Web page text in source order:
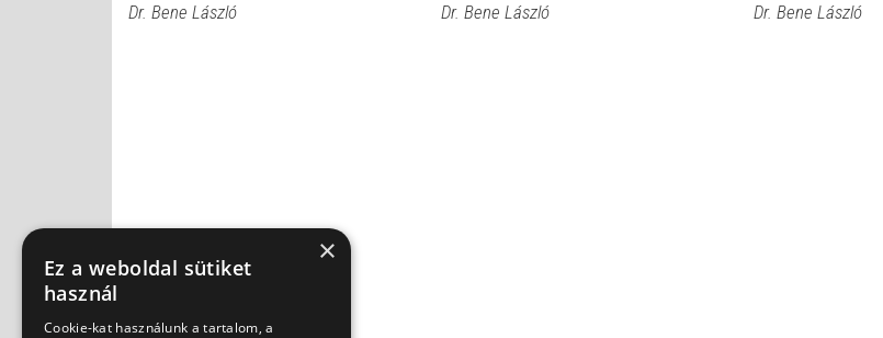
Dr. Bene László Dr. Bene László Dr. Bene László
×
Ez a weboldal sütiket
használ
Cookie-kat használunk a tartalom, a